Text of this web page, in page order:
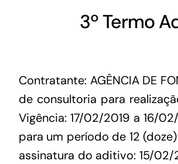
3º Termo
Contratante: AGÊNCIA DE
de consultoria para
Vigência: 17/02/2019 a 16/
para um período de 12
assinatura do aditivo: 15/02/